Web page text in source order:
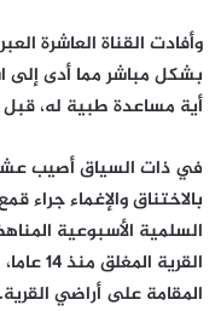
وأفادت القناة العاشرة
بشكل مباشر مما أدى
أية مساعدة طبية له، قبل
في ذات السياق أصيب
بالاختناق والإغماء
السلمية الأسبوعية
المقامة على أراضي القرية.